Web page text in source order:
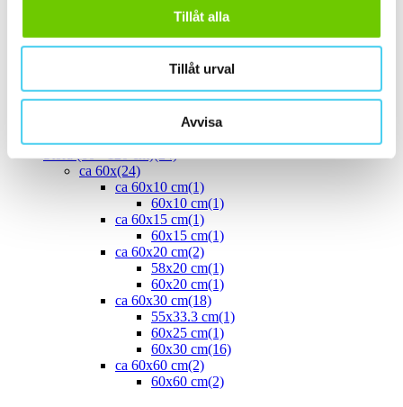
Tillåt alla
Tillåt urval
Avvisa
(2)
40x20 cm(1)
45x15 cm(1)
ca 50x(4)
(3)
ca 60x(24)
ca 60x10 cm(1)
60x10 cm(1)
ca 60x15 cm(1)
60x15 cm(1)
ca 60x20 cm(2)
58x20 cm(1)
60x20 cm(1)
ca 60x30 cm(18)
55x33.3 cm(1)
60x25 cm(1)
60x30 cm(16)
ca 60x60 cm(2)
60x60 cm(2)